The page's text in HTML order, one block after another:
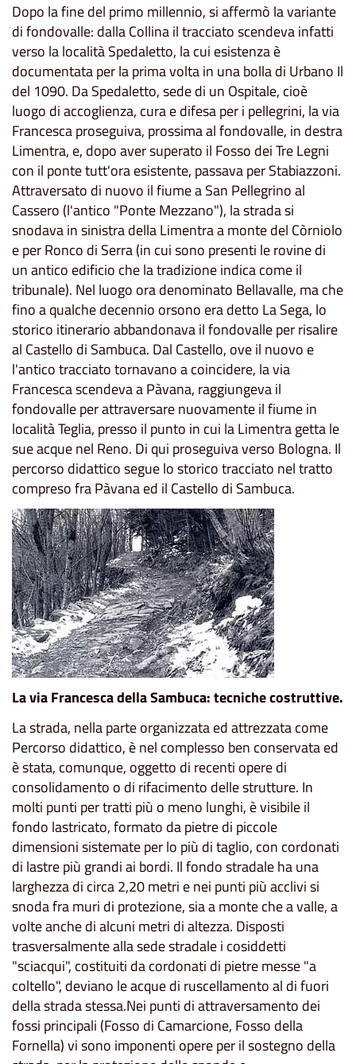
Dopo la fine del primo millennio, si affermò la variante
di fondovalle: dalla Collina il tracciato scendeva infatti
verso la località Spedaletto, la cui esistenza è
documentata per la prima volta in una bolla di Urbano Il
del 1090. Da Spedaletto, sede di un Ospitale, cioè
luogo di accoglienza, cura e difesa per i pellegrini, la via
Francesca proseguiva, prossima al fondovalle, in destra
Limentra, e, dopo aver superato il Fosso dei Tre Legni
con il ponte tutt'ora esistente, passava per Stabiazzoni.
Attraversato di nuovo il fiume a San Pellegrino al
Cassero (l'antico "Ponte Mezzano"), la strada si
snodava in sinistra della Limentra a monte del Còrniolo
e per Ronco di Serra (in cui sono presenti le rovine di
un antico edificio che la tradizione indica come il
tribunale). Nel luogo ora denominato Bellavalle, ma che
fino a qualche decennio orsono era detto La Sega, lo
storico itinerario abbandonava il fondovalle per risalire
al Castello di Sambuca. Dal Castello, ove il nuovo e
l'antico tracciato tornavano a coincidere, la via
Francesca scendeva a Pàvana, raggiungeva il
fondovalle per attraversare nuovamente il fiume in
località Teglia, presso il punto in cui la Limentra getta le
sue acque nel Reno. Di qui proseguiva verso Bologna. Il
percorso didattico segue lo storico tracciato nel tratto
compreso fra Pàvana ed il Castello di Sambuca.
La via Francesca della Sambuca: tecniche costruttive.
La strada, nella parte organizzata ed attrezzata come
Percorso didattico, è nel complesso ben conservata ed
è stata, comunque, oggetto di recenti opere di
consolidamento o di rifacimento delle strutture. In
molti punti per tratti più o meno lunghi, è visibile il
fondo lastricato, formato da pietre di piccole
dimensioni sistemate per lo più di taglio, con cordonati
di lastre più grandi ai bordi. Il fondo stradale ha una
larghezza di circa 2,20 metri e nei punti più acclivi si
snoda fra muri di protezione, sia a monte che a valle, a
volte anche di alcuni metri di altezza. Disposti
trasversalmente alla sede stradale i cosiddetti
"sciacqui", costituiti da cordonati di pietre messe "a
coltello", deviano le acque di ruscellamento al di fuori
della strada stessa.Nei punti di attraversamento dei
fossi principali (Fosso di Camarcione, Fosso della
Fornella) vi sono imponenti opere per il sostegno della